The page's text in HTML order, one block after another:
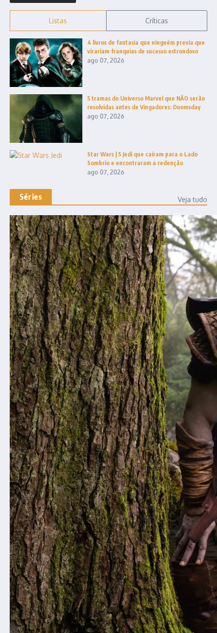
Listas Críticas
4 livros de fantasia que ninguém previa que
virariam franquias de sucesso estrondoso
ago 07, 2026
5 tramas do Universo Marvel que NÃO serão
resolvidas antes de Vingadores: Doomsday
ago 07, 2026
Star Wars | 5 Jedi que caíram para o Lado
Sombrio e encontraram a redenção
ago 07, 2026
Séries Veja tudo